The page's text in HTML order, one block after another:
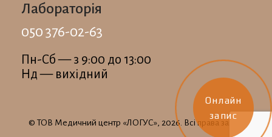
Лабораторія
050 376-02-63
Пн-Сб — з 9:00 до 13:00
Нд — вихідний
© ТОВ Медичний центр «ЛОГУС», 2026. Всi права захищенi
Онлайн
запис